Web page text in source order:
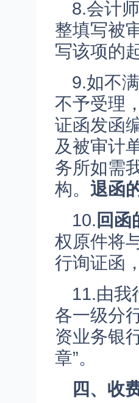
8.会计
整填写被
写该项的
9.如不
不予受理
证函发函
及被审计
务所如需
构。 退函
10. 回函
权原件将
行询证函
11.由我
各一级分
资业务银
章”。
四、收